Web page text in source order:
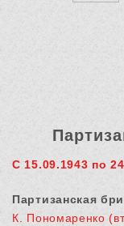
С 15.09.1943 по
Партизанская
К. Пономаренко